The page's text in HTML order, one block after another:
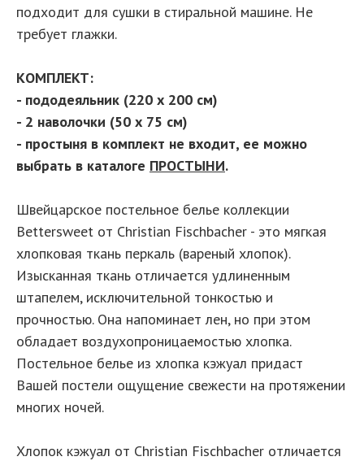
подходит для сушки в стиральной машине. Не
требует глажки.
КОМПЛЕКТ:
- пододеяльник (220 х 200 см)
- 2 наволочки (50 х 75 см)
- простыня в комплект не входит, ее можно
выбрать в каталоге ПРОСТЫНИ.
Швейцарское постельное белье коллекции
Bettersweet от Christian Fischbacher - это мягкая
хлопковая ткань перкаль (вареный хлопок).
Изысканная ткань отличается удлиненным
штапелем, исключительной тонкостью и
прочностью. Она напоминает лен, но при этом
обладает воздухопроницаемостью хлопка.
Постельное белье из хлопка кэжуал придаст
Вашей постели ощущение свежести на протяжении
многих ночей.
Хлопок кэжуал от Christian Fischbacher отличается